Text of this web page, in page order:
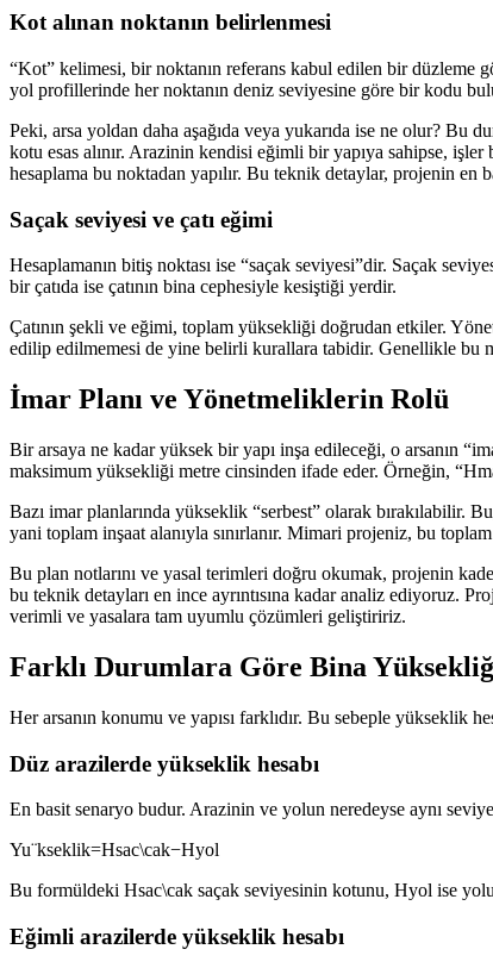
Kot alınan noktanın belirlenmesi
“Kot” kelimesi, bir noktanın referans kabul edilen bir düzleme
yol profillerinde her noktanın deniz seviyesine göre bir kodu
Peki, arsa yoldan daha aşağıda veya yukarıda ise ne olur? Bu
kotu esas alınır. Arazinin kendisi eğimli bir yapıya sahipse,
hesaplama bu noktadan yapılır. Bu teknik detaylar, projenin en
Saçak seviyesi ve çatı eğimi
Hesaplamanın bitiş noktası ise “saçak seviyesi”dir. Saçak
bir çatıda ise çatının bina cephesiyle kesiştiği yerdir.
Çatının şekli ve eğimi, toplam yüksekliği doğrudan etkiler.
edilip edilmemesi de yine belirli kurallara tabidir. Genellikle bu
İmar Planı ve Yönetmeliklerin Rolü
Bir arsaya ne kadar yüksek bir yapı inşa edileceği, o arsanın
maksimum yüksekliği metre cinsinden ifade eder. Örneğin,
Bazı imar planlarında yükseklik “serbest” olarak bırakılabilir.
yani toplam inşaat alanıyla sınırlanır. Mimari projeniz, bu
Bu plan notlarını ve yasal terimleri doğru okumak, projenin
bu teknik detayları en ince ayrıntısına kadar analiz ediyoruz.
verimli ve yasalara tam uyumlu çözümleri geliştiririz.
Farklı Durumlara Göre Bina
Her arsanın konumu ve yapısı farklıdır. Bu sebeple yükseklik
Düz arazilerde yükseklik hesabı
En basit senaryo budur. Arazinin ve yolun neredeyse aynı
Yu¨kseklik=Hsac\c​ak​−Hyol​
Bu formüldeki Hsac\c​ak​ saçak seviyesinin kotunu, Hyol​ ise
Eğimli arazilerde yükseklik hesabı